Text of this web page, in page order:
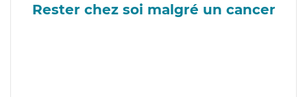
Rester chez soi malgré un cancer